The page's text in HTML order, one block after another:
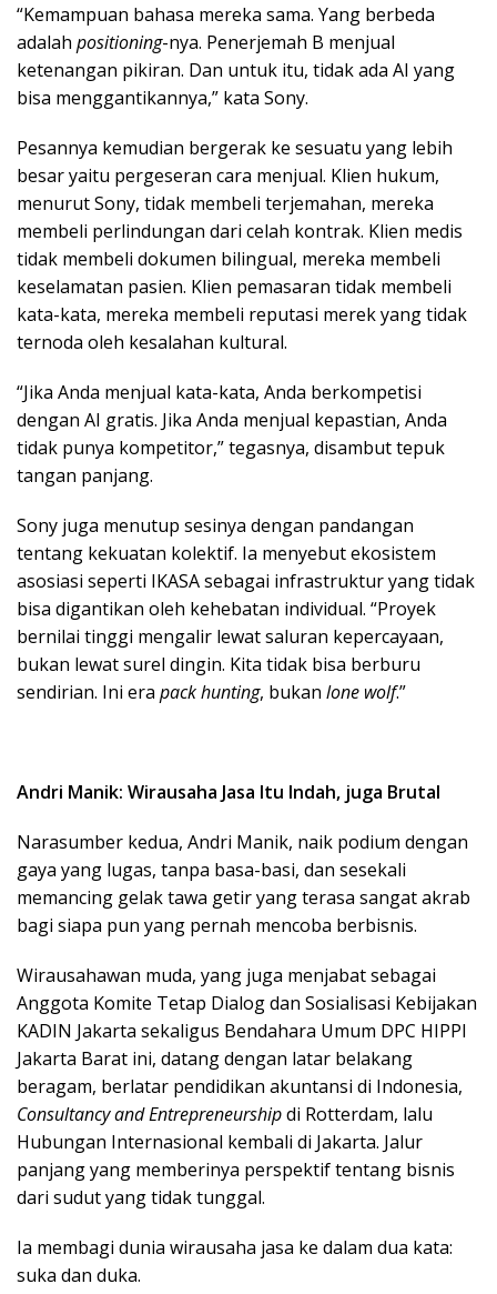
“Kemampuan bahasa mereka sama. Yang berbeda
adalah positioning-nya. Penerjemah B menjual
ketenangan pikiran. Dan untuk itu, tidak ada AI yang
bisa menggantikannya,” kata Sony.
Pesannya kemudian bergerak ke sesuatu yang lebih
besar yaitu pergeseran cara menjual. Klien hukum,
menurut Sony, tidak membeli terjemahan, mereka
membeli perlindungan dari celah kontrak. Klien medis
tidak membeli dokumen bilingual, mereka membeli
keselamatan pasien. Klien pemasaran tidak membeli
kata-kata, mereka membeli reputasi merek yang tidak
ternoda oleh kesalahan kultural.
“Jika Anda menjual kata-kata, Anda berkompetisi
dengan AI gratis. Jika Anda menjual kepastian, Anda
tidak punya kompetitor,” tegasnya, disambut tepuk
tangan panjang.
Sony juga menutup sesinya dengan pandangan
tentang kekuatan kolektif. Ia menyebut ekosistem
asosiasi seperti IKASA sebagai infrastruktur yang tidak
bisa digantikan oleh kehebatan individual. “Proyek
bernilai tinggi mengalir lewat saluran kepercayaan,
bukan lewat surel dingin. Kita tidak bisa berburu
sendirian. Ini era pack hunting, bukan lone wolf.”
Andri Manik: Wirausaha Jasa Itu Indah, juga Brutal
Narasumber kedua, Andri Manik, naik podium dengan
gaya yang lugas, tanpa basa-basi, dan sesekali
memancing gelak tawa getir yang terasa sangat akrab
bagi siapa pun yang pernah mencoba berbisnis.
Wirausahawan muda, yang juga menjabat sebagai
Anggota Komite Tetap Dialog dan Sosialisasi Kebijakan
KADIN Jakarta sekaligus Bendahara Umum DPC HIPPI
Jakarta Barat ini, datang dengan latar belakang
beragam, berlatar pendidikan akuntansi di Indonesia,
Consultancy and Entrepreneurshipdi Rotterdam, lalu
Hubungan Internasional kembali di Jakarta. Jalur
panjang yang memberinya perspektif tentang bisnis
dari sudut yang tidak tunggal.
Ia membagi dunia wirausaha jasa ke dalam dua kata:
suka dan duka.